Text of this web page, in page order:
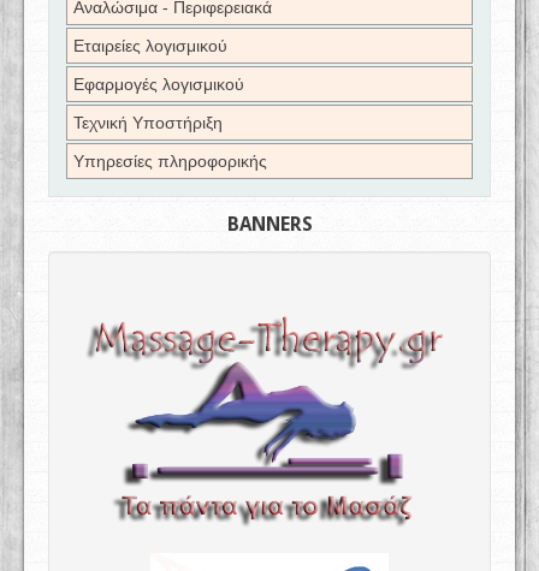
Αναλώσιμα - Περιφερειακά
Εταιρείες λογισμικού
Εφαρμογές λογισμικού
Τεχνική Υποστήριξη
Υπηρεσίες πληροφορικής
BANNERS